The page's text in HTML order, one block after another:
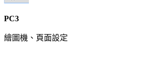
PC3
繪圖機、頁面設定